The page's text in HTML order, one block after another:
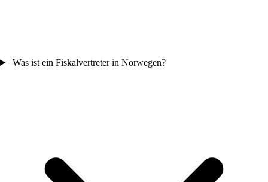
Was ist ein Fiskalvertreter in Norwegen?